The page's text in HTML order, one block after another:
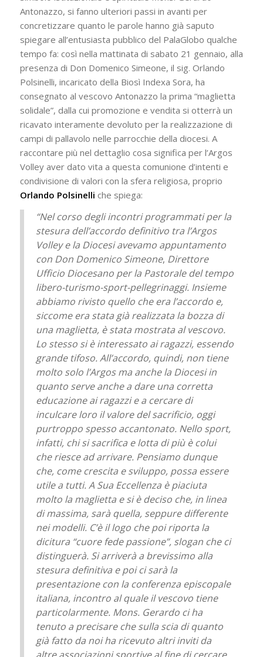
Antonazzo, si fanno ulteriori passi in avanti per
concretizzare quanto le parole hanno già saputo
spiegare all’entusiasta pubblico del PalaGlobo qualche
tempo fa: così nella mattinata di sabato 21 gennaio, alla
presenza di Don Domenico Simeone, il sig. Orlando
Polsinelli, incaricato della Biosì Indexa Sora, ha
consegnato al vescovo Antonazzo la prima “maglietta
solidale”, dalla cui promozione e vendita si otterrà un
ricavato interamente devoluto per la realizzazione di
campi di pallavolo nelle parrocchie della diocesi. A
raccontare più nel dettaglio cosa significa per l’Argos
Volley aver dato vita a questa comunione d’intenti e
condivisione di valori con la sfera religiosa, proprio
Orlando Polsinelli che spiega:
“Nel corso degli incontri programmati per la
stesura dell’accordo definitivo tra l’Argos
Volley e la Diocesi avevamo appuntamento
con Don Domenico Simeone, Direttore
Ufficio Diocesano per la Pastorale del tempo
libero-turismo-sport-pellegrinaggi. Insieme
abbiamo rivisto quello che era l’accordo e,
siccome era stata già realizzata la bozza di
una maglietta, è stata mostrata al vescovo.
Lo stesso si è interessato ai ragazzi, essendo
grande tifoso. All’accordo, quindi, non tiene
molto solo l’Argos ma anche la Diocesi in
quanto serve anche a dare una corretta
educazione ai ragazzi e a cercare di
inculcare loro il valore del sacrificio, oggi
purtroppo spesso accantonato. Nello sport,
infatti, chi si sacrifica e lotta di più è colui
che riesce ad arrivare. Pensiamo dunque
che, come crescita e sviluppo, possa essere
utile a tutti. A Sua Eccellenza è piaciuta
molto la maglietta e si è deciso che, in linea
di massima, sarà quella, seppure differente
nei modelli. C’è il logo che poi riporta la
dicitura “cuore fede passione”, slogan che ci
distinguerà. Si arriverà a brevissimo alla
stesura definitiva e poi ci sarà la
presentazione con la conferenza episcopale
italiana, incontro al quale il vescovo tiene
particolarmente. Mons. Gerardo ci ha
tenuto a precisare che sulla scia di quanto
già fatto da noi ha ricevuto altri inviti da